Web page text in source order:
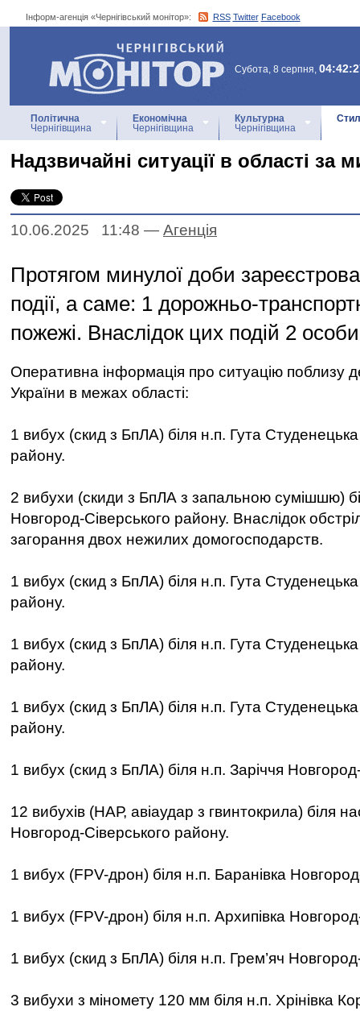
Інформ-агенція «Чернігівський монітор»: RSS Twitter Facebook
Інформ-агенція
«Чернігівський монітор»
Субота, 8 серпня,
Політична
Чернігівщина
Економічна
Чернігівщина
Культурна
Чернігівщина
Надзвичайні ситуації в області за
10.06.2025 11:48 — Агенцiя
Протягом минулої доби
події, а саме: 1 дорожньо-
пожежі. Внаслідок цих подій 2
Оперативна інформація про ситуацію поблизу
України в межах області:
1 вибух (скид з БпЛА) біля н.п. Гута Студенецька
району.
2 вибухи (скиди з БпЛА з запальною сумішшю)
Новгород-Сіверського району. Внаслідок
загорання двох нежилих домогосподарств.
1 вибух (скид з БпЛА) біля н.п. Гута Студенецька
району.
1 вибух (скид з БпЛА) біля н.п. Гута Студенецька
району.
1 вибух (скид з БпЛА) біля н.п. Гута Студенецька
району.
1 вибух (скид з БпЛА) біля н.п. Заріччя
12 вибухів (НАР, авіаудар з гвинтокрила) біля
Новгород-Сіверського району.
1 вибух (FPV-дрон) біля н.п. Баранівка
1 вибух (FPV-дрон) біля н.п. Архипівка
1 вибух (скид з БпЛА) біля н.п. Грем’яч
3 вибухи з міномету 120 мм біля н.п. Хрінівка